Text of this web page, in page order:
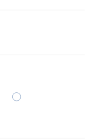
〇